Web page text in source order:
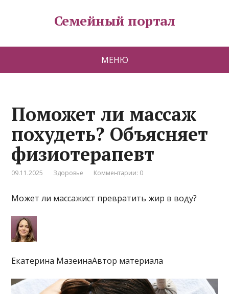
Семейный портал
МЕНЮ
Поможет ли массаж
похудеть? Объясняет
физиотерапевт
09.11.2025 Здоровье Комментарии: 0
Может ли массажист превратить жир в воду?
Екатерина МазеинаАвтор материала